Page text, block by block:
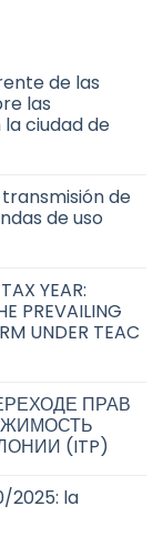
de las
las
ciudad de
de
de uso
YEAR:
PREVAILING
UNDER TEAC
ПРАВ
(ITP)
2025: la